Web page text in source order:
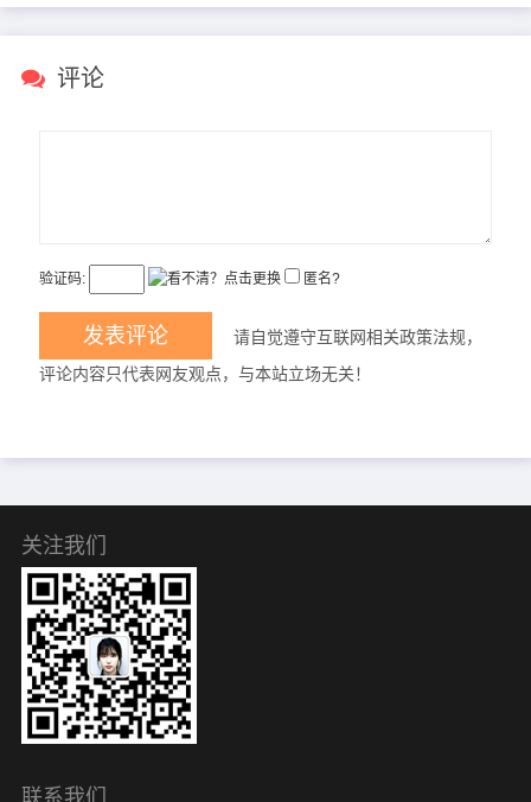
评论
验证码: 匿名?
请自觉遵守互联网相关政策法规，
评论内容只代表网友观点，与本站立场无关！
关注我们
联系我们